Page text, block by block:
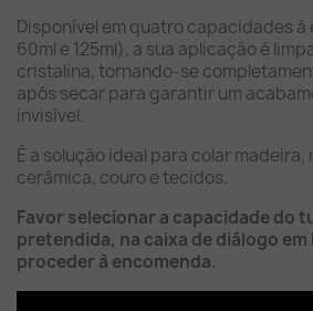
Disponível em quatro capacidades à
60ml e 125ml), a sua aplicação é
cristalina, tornando-se
após secar para garantir um
invisível.
É a solução ideal para colar madeira,
cerâmica, couro e tecidos.
Favor selecionar a capacidade do
pretendida, na caixa de diálogo
proceder à encomenda.